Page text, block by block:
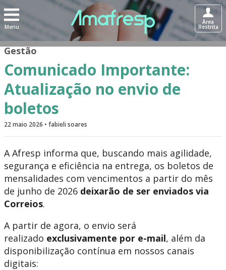
Menu
Área
Restrita
Gestão
Comunicado Importante:
Atualização no envio de
boletos
22 maio 2026 • fabieli soares
A Afresp informa que, buscando mais agilidade,
segurança e eficiência na entrega, os boletos de
mensalidades com vencimentos a partir do mês
de junho de 2026 deixarão de ser enviados via
Correios.
A partir de agora, o envio será
realizado exclusivamente por e-mail, além da
disponibilização contínua em nossos canais
digitais: